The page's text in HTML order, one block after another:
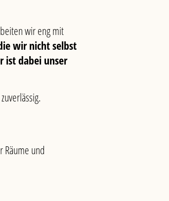
wir eng mit
wir nicht selbst
ist dabei unser
und